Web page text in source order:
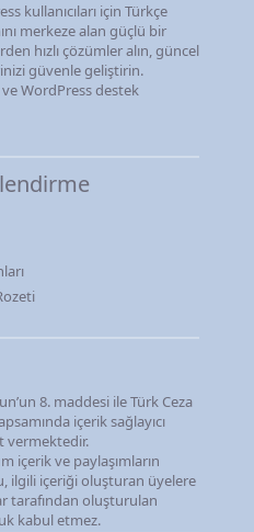
kullanıcıları için Türkçe
merkeze alan güçlü bir
hızlı çözümler alın, güncel
güvenle geliştirin.
WordPress destek
8. maddesi ile Türk Ceza
içerik sağlayıcı
vermektedir.
içerik ve paylaşımların
ilgili içeriği oluşturan üyelere
tarafından oluşturulan
kabul etmez.